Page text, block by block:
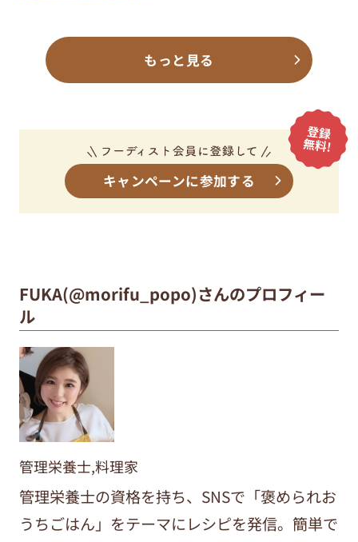
もっと見る
キャンペーンに参加する
FUKA(@morifu_popo)さんのプロフィー
ル
管理栄養士,料理家
管理栄養士の資格を持ち、SNSで「褒められお
うちごはん」をテーマにレシピを発信。簡単で